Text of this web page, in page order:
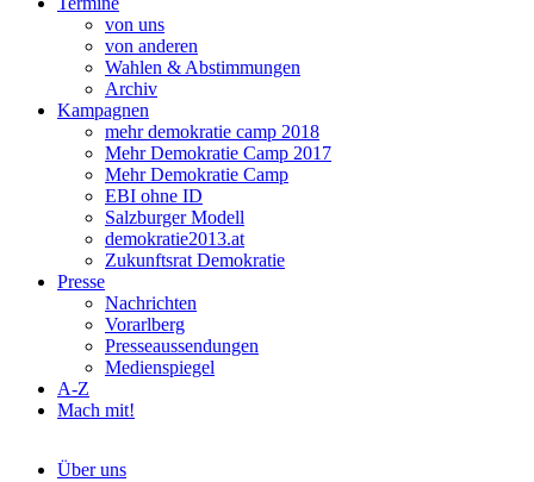
von uns
von anderen
Wahlen & Abstimmungen
Archiv
Kampagnen
mehr demokratie camp 2018
Mehr Demokratie Camp 2017
Mehr Demokratie Camp
EBI ohne ID
Salzburger Modell
demokratie2013.at
Zukunftsrat Demokratie
Presse
Nachrichten
Vorarlberg
Presseaussendungen
Medienspiegel
A-Z
Mach mit!
Über uns